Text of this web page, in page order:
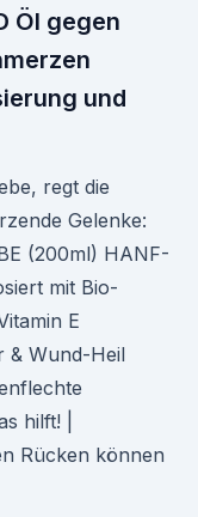
Öl gegen
und
regt die
Gelenke:
(200ml) HANF-
mit Bio-
E
& Wund-Heil
hilft! |
Rücken können